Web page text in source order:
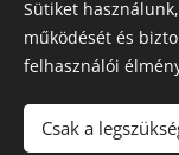
célja.
Újabb bejegyzés
Sütiket
működését és
felhasználói
Csak a